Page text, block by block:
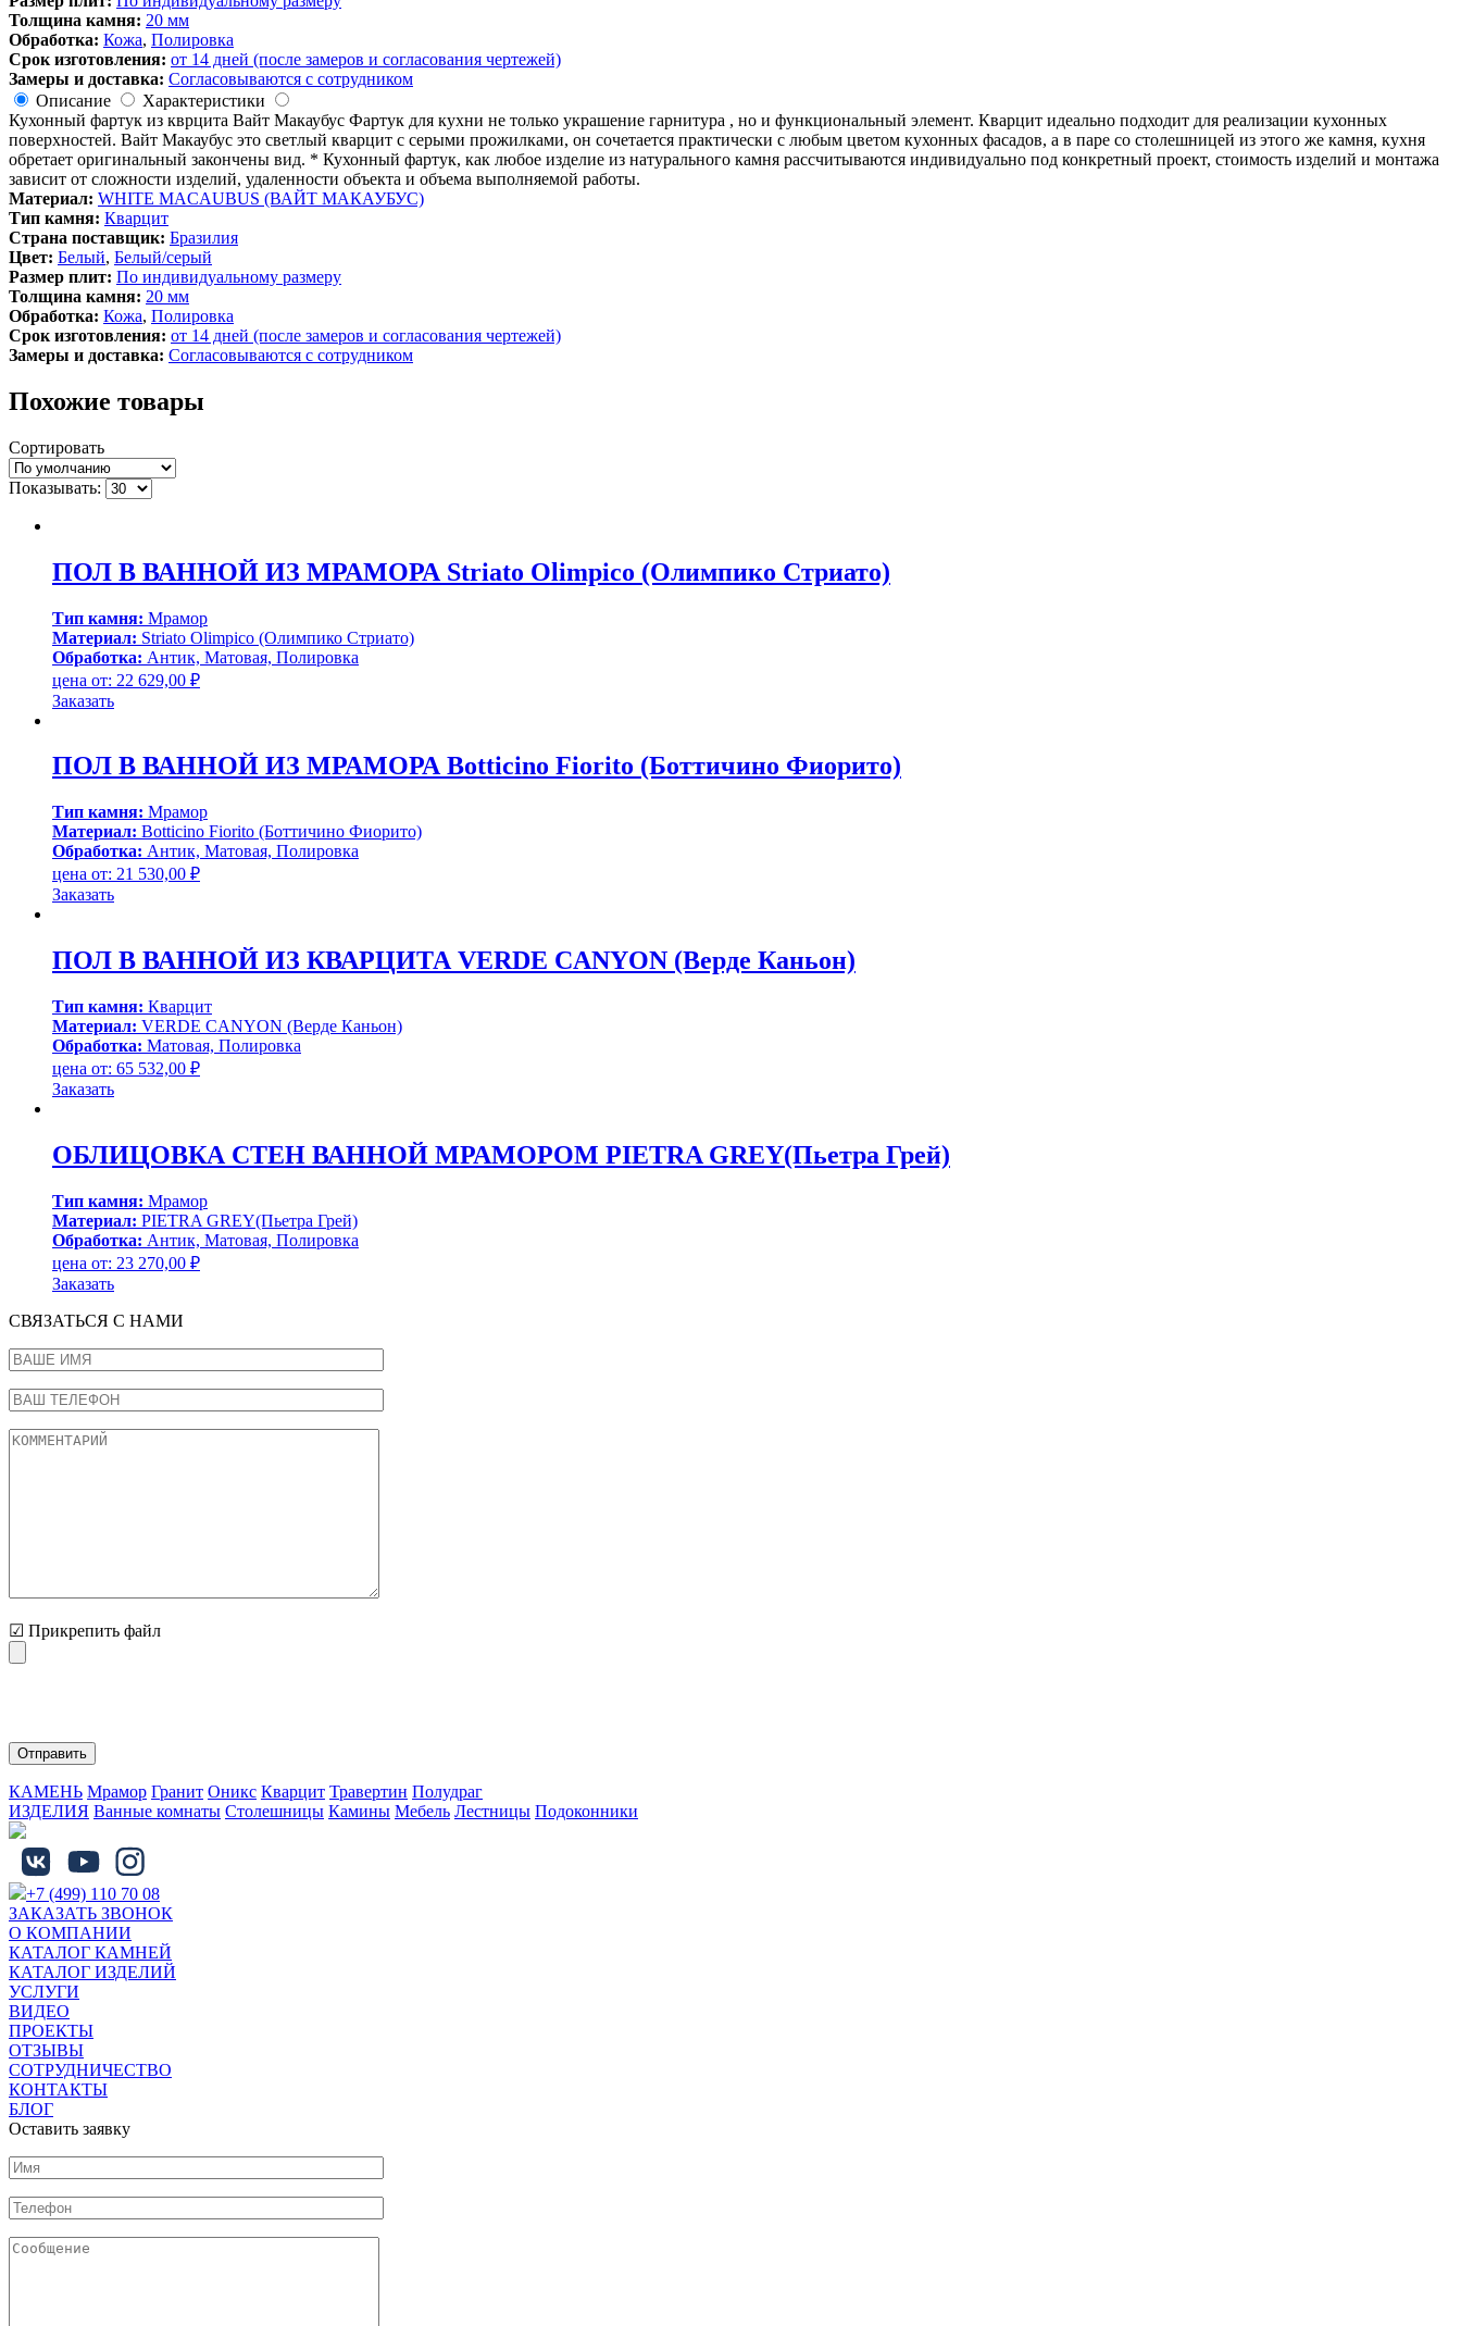
Толщина камня: 20 мм
Обработка: Кожа, Полировка
Срок изготовления: от 14 дней (после замеров и согласования чертежей)
Замеры и доставка: Согласовываются с сотрудником
Описание
Характеристики
Кухонный фартук из кврцита Вайт Макаубус Фартук для кухни не только украшение гарнитура , но и функциональный элемент. Кварцит идеально подходит для реализации кухонных
поверхностей. Вайт Макаубус это светлый кварцит с серыми прожилками, он сочетается практически с любым цветом кухонных фасадов, а в паре со столешницей из этого же камня, кухня
обретает оригинальный закончены вид. * Кухонный фартук, как любое изделие из натурального камня рассчитываются индивидуально под конкретный проект, стоимость изделий и монтажа
зависит от сложности изделий, удаленности объекта и объема выполняемой работы.
Материал: WHITE MACAUBUS (ВАЙТ МАКАУБУС)
Тип камня: Кварцит
Страна поставщик: Бразилия
Цвет: Белый, Белый/серый
Размер плит: По индивидуальному размеру
Толщина камня: 20 мм
Обработка: Кожа, Полировка
Срок изготовления: от 14 дней (после замеров и согласования чертежей)
Замеры и доставка: Согласовываются с сотрудником
Похожие товары
Сортировать
Показывать:
ПОЛ В ВАННОЙ ИЗ МРАМОРА Striato Olimpico (Олимпико Стриато)
Тип камня: Мрамор
Материал: Striato Olimpico (Олимпико Стриато)
Обработка: Антик, Матовая, Полировка
цена от: 22 629,00 ₽
Заказать
ПОЛ В ВАННОЙ ИЗ МРАМОРА Botticino Fiorito (Боттичино Фиорито)
Тип камня: Мрамор
Материал: Botticino Fiorito (Боттичино Фиорито)
Обработка: Антик, Матовая, Полировка
цена от: 21 530,00 ₽
Заказать
ПОЛ В ВАННОЙ ИЗ КВАРЦИТА VERDE CANYON (Верде Каньон)
Тип камня: Кварцит
Материал: VERDE CANYON (Верде Каньон)
Обработка: Матовая, Полировка
цена от: 65 532,00 ₽
Заказать
ОБЛИЦОВКА СТЕН ВАННОЙ МРАМОРОМ PIETRA GREY(Пьетра Грей)
Тип камня: Мрамор
Материал: PIETRA GREY(Пьетра Грей)
Обработка: Антик, Матовая, Полировка
цена от: 23 270,00 ₽
Заказать
СВЯЗАТЬСЯ С НАМИ
☑ Прикрепить файл
КАМЕНЬ Мрамор Гранит Оникс Кварцит Травертин Полудраг
ИЗДЕЛИЯ Ванные комнаты Столешницы Камины Мебель Лестницы Подоконники
+7 (499) 110 70 08
ЗАКАЗАТЬ ЗВОНОК
О КОМПАНИИ
КАТАЛОГ КАМНЕЙ
КАТАЛОГ ИЗДЕЛИЙ
УСЛУГИ
ВИДЕО
ПРОЕКТЫ
ОТЗЫВЫ
СОТРУДНИЧЕСТВО
КОНТАКТЫ
БЛОГ
Оставить заявку